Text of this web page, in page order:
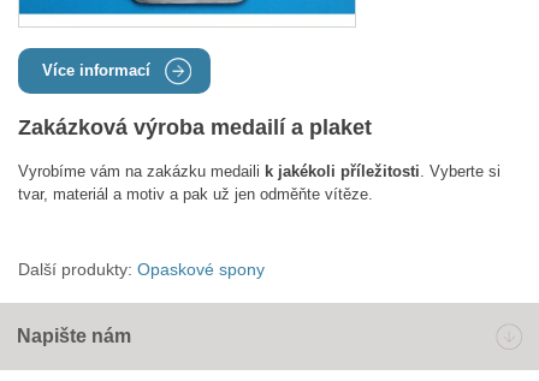
Více informací
Zakázková výroba medailí a plaket
Vyrobíme vám na zakázku medaili k jakékoli příležitosti. Vyberte si
tvar, materiál a motiv a pak už jen odměňte vítěze.
Další produkty: Opaskové spony
Napište nám